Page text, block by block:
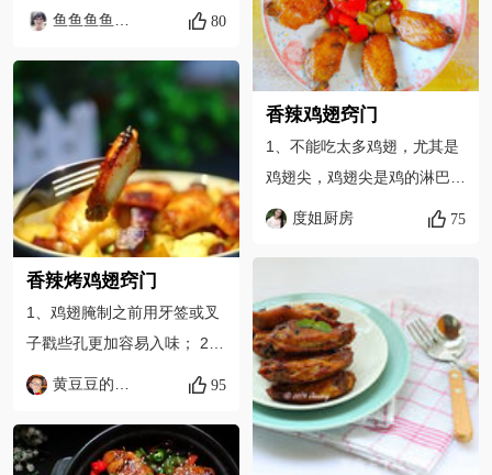
能看到油和筷子的接触点周围
以了。2.木薯粉就是咱们用来
做芋圆的那个粉，这个材料不
可替换的哦。
鱼鱼鱼鱼鱼魚 80
香辣烤鸡翅窍门
1、鸡翅腌制之前用牙签或叉
子戳些孔更加容易入味； 2、
鸡翅加调味料腌制的时间不宜
腌制时间越长味道越好； 3、
烘烤的时间和温度建议根据鸡
黄豆豆的一家 95
后才可以出锅浇在鸡翅上！如
果辣度指数为10级的话，那
么这款鸡翅的辣度在6度左
右，每个人都能接受，因为用
的不是很辣的韩式辣椒酱，虽
然加了点辣椒油，但是放了糖
香辣鸡翅窍门
1、不能吃太多鸡翅，尤其是
鸡翅尖，鸡翅尖是鸡的淋巴
结。 2、患有高血压、血脂偏
度姐厨房 75